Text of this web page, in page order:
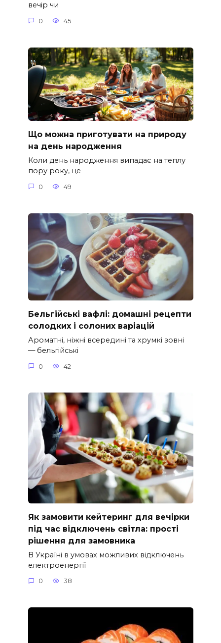
вечір чи
0 45
Що можна приготувати на природу
на день народження
Коли день народження випадає на теплу
пору року, це
0 49
Бельгійські вафлі: домашні рецепти
солодких і солоних варіацій
Ароматні, ніжні всередині та хрумкі зовні
— бельгійські
0 42
Як замовити кейтеринг для вечірки
під час відключень світла: прості
рішення для замовника
В Україні в умовах можливих відключень
електроенергії
0 38